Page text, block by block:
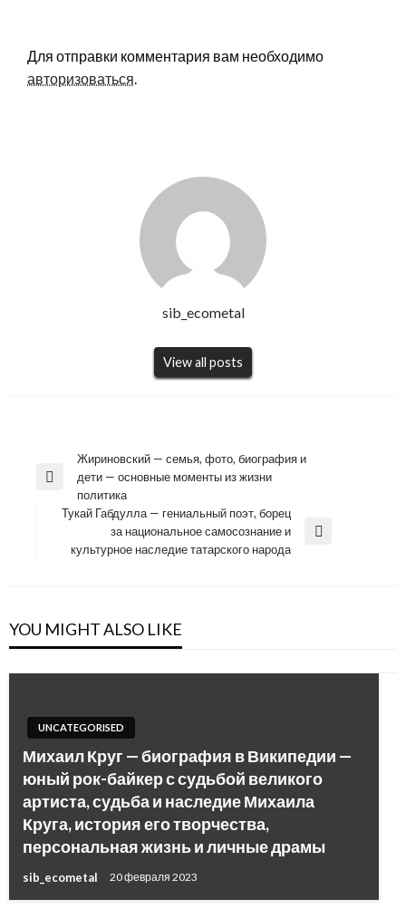
Для отправки комментария вам необходимо
авторизоваться.
sib_ecometal
View all posts
Навигация
по
записям
Previous
Жириновский — семья, фото, биография и
дети — основные моменты из жизни
политика
Post
Тукай Габдулла — гениальный поэт, борец
за национальное самосознание и
культурное наследие татарского народа
YOU MIGHT ALSO LIKE
UNCATEGORISED
Михаил Круг — биография в Википедии —
юный рок-байкер с судьбой великого
артиста, судьба и наследие Михаила
Круга, история его творчества,
персональная жизнь и личные драмы
sib_ecometal 20 февраля 2023